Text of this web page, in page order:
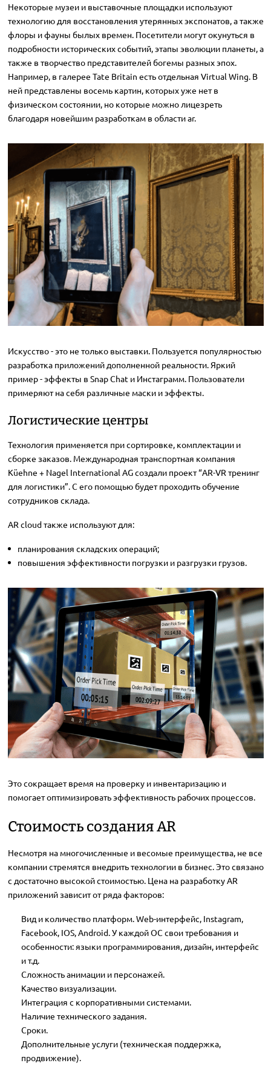
Некоторые музеи и выставочные площадки используют
технологию для восстановления утерянных экспонатов, а также
флоры и фауны былых времен. Посетители могут окунуться в
подробности исторических событий, этапы эволюции планеты, а
также в творчество представителей богемы разных эпох.
Например, в галерее Tate Britain есть отдельная Virtual Wing. В
ней представлены восемь картин, которых уже нет в
физическом состоянии, но которые можно лицезреть
благодаря новейшим разработкам в области ar.
Искусство - это не только выставки. Пользуется популярностью
разработка приложений дополненной реальности. Яркий
пример - эффекты в Snap Chat и Инстаграмм. Пользователи
примеряют на себя различные маски и эффекты.
Логистические центры
Технология применяется при сортировке, комплектации и
сборке заказов. Международная транспортная компания
Küehne + Nagel International AG создали проект “AR-VR тренинг
для логистики”. С его помощью будет проходить обучение
сотрудников склада.
AR cloud также используют для:
планирования складских операций;
повышения эффективности погрузки и разгрузки грузов.
Это сокращает время на проверку и инвентаризацию и
помогает оптимизировать эффективность рабочих процессов.
Стоимость создания AR
Несмотря на многочисленные и весомые преимущества, не все
компании стремятся внедрить технологии в бизнес. Это связано
с достаточно высокой стоимостью. Цена на разработку AR
приложений зависит от ряда факторов:
Вид и количество платформ. Web-интерфейс, Instagram,
Facebook, IOS, Android. У каждой ОС свои требования и
особенности: языки программирования, дизайн, интерфейс
и т.д.
Сложность анимации и персонажей.
Качество визуализации.
Интеграция с корпоративными системами.
Наличие технического задания.
Сроки.
Дополнительные услуги (техническая поддержка,
продвижение).